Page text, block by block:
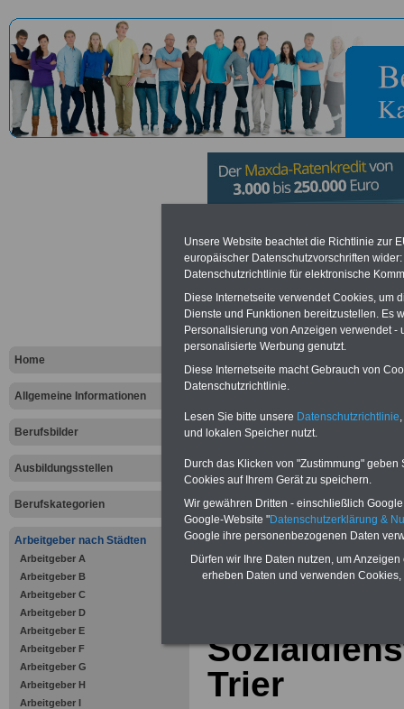
Home
Allgemeine Informationen
Berufsbilder
Ausbildungsstellen
Berufskategorien
Arbeitgeber nach Städten
Arbeitgeber A
Arbeitgeber B
Arbeitgeber C
Arbeitgeber D
Arbeitgeber E
Arbeitgeber F
Arbeitgeber G
Arbeitgeber H
Arbeitgeber I
Trier
Vorteile für den öffentlichen
Vergleichen und sparen
Bausparen schon ab 16 Jahren
Berufsunfähigkeitsabsicherung
Online-Vergleich Gesetzliche
Krankenkassen
Krankenversicherung
zurück zur
Trier
Unsere Website beachtet die Richtlinie zur
europäischer Datenschutzvorschriften
Datenschutzrichtlinie für elektronische
Diese Internetseite verwendet Cookies, um
Dienste und Funktionen bereitzustellen. Es
Personalisierung von Anzeigen verwendet
personalisierte Werbung genutzt.
Diese Internetseite macht Gebrauch von
Datenschutzrichtlinie.
Lesen Sie bitte unsere Datenschutzrichtlinie
und lokalen Speicher nutzt.
Durch das Klicken von "Zustimmung"
Cookies auf Ihrem Gerät zu speichern.
Wir gewähren Dritten - einschließlich
Google-Website "Datenschutzerklärung &
Google ihre personenbezogenen Daten
Dürfen wir Ihre Daten nutzen, um
erheben Daten und verwenden